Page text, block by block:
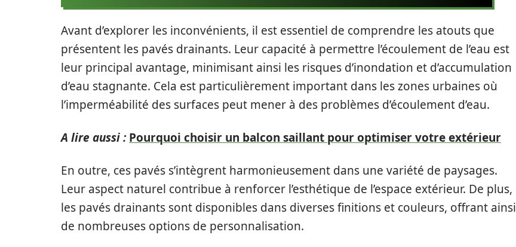
Avant d’explorer les inconvénients, il est essentiel de comprendre les atouts que
présentent les pavés drainants. Leur capacité à permettre l’écoulement de l’eau est
leur principal avantage, minimisant ainsi les risques d’inondation et d’accumulation
d’eau stagnante. Cela est particulièrement important dans les zones urbaines où
l’imperméabilité des surfaces peut mener à des problèmes d’écoulement d’eau.
A lire aussi : Pourquoi choisir un balcon saillant pour optimiser votre extérieur
En outre, ces pavés s’intègrent harmonieusement dans une variété de paysages.
Leur aspect naturel contribue à renforcer l’esthétique de l’espace extérieur. De plus,
les pavés drainants sont disponibles dans diverses finitions et couleurs, offrant ainsi
de nombreuses options de personnalisation.